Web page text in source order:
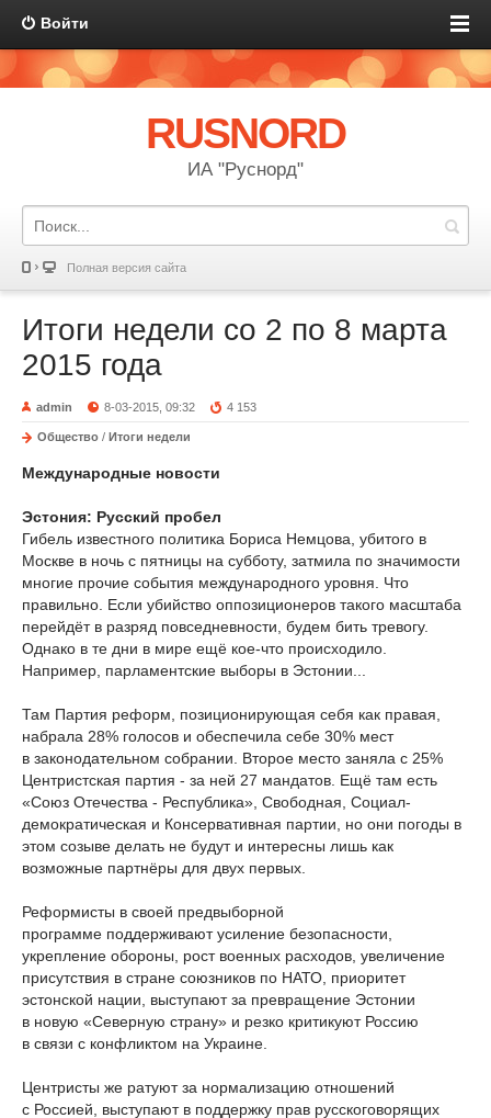
Войти
RUSNORD
ИА "Руснорд"
Полная версия сайта
Итоги недели со 2 по 8 марта
2015 года
admin 8-03-2015, 09:32 4 153
Общество / Итоги недели
Международные новости
Эстония: Русский пробел
Гибель известного политика Бориса Немцова, убитого в
Москве в ночь с пятницы на субботу, затмила по значимости
многие прочие события международного уровня. Что
правильно. Если убийство оппозиционеров такого масштаба
перейдёт в разряд повседневности, будем бить тревогу.
Однако в те дни в мире ещё кое-что происходило.
Например, парламентские выборы в Эстонии...
Там Партия реформ, позиционирующая себя как правая,
набрала 28% голосов и обеспечила себе 30% мест
в законодательном собрании. Второе место заняла с 25%
Центристская партия - за ней 27 мандатов. Ещё там есть
«Союз Отечества - Республика», Свободная, Социал-
демократическая и Консервативная партии, но они погоды в
этом созыве делать не будут и интересны лишь как
возможные партнёры для двух первых.
Реформисты в своей предвыборной
программе поддерживают усиление безопасности,
укрепление обороны, рост военных расходов, увеличение
присутствия в стране союзников по НАТО, приоритет
эстонской нации, выступают за превращение Эстонии
в новую «Северную страну» и резко критикуют Россию
в связи с конфликтом на Украине.
Центристы же ратуют за нормализацию отношений
с Россией, выступают в поддержку прав русскоговорящих